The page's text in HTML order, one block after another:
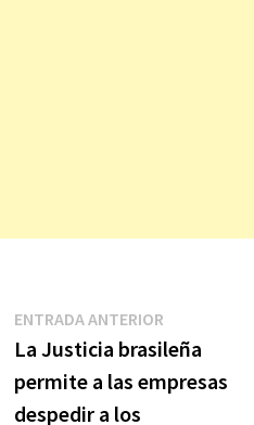
Navegación
de
entradas
ENTRADA ANTERIOREntrada
anterior:
La Justicia brasileña
permite a las empresas
despedir a los